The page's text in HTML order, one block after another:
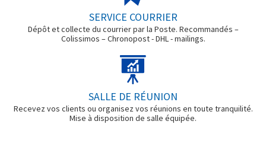
SERVICE COURRIER
Dépôt et collecte du courrier par la Poste. Recommandés –
Colissimos – Chronopost - DHL - mailings.
SALLE DE RÉUNION
Recevez vos clients ou organisez vos réunions en toute tranquilité.
Mise à disposition de salle équipée.